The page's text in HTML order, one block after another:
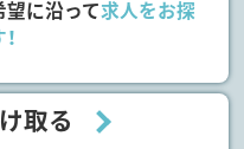
望に沿って求人をお探
取る